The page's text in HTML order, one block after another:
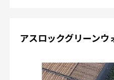
アスロックグリーンウ